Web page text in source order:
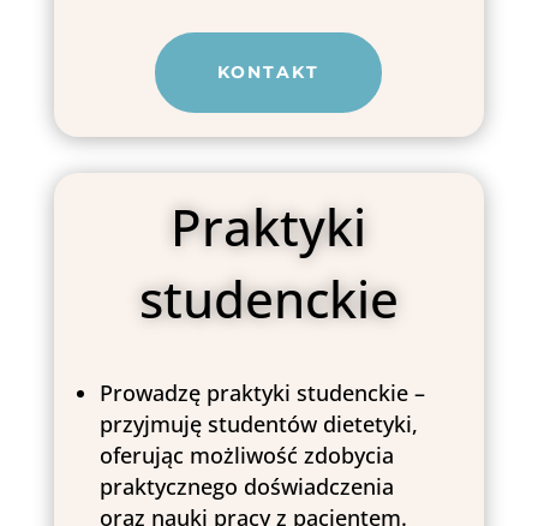
KONTAKT
Praktyki
studenckie
Prowadzę praktyki studenckie –
przyjmuję studentów dietetyki,
oferując możliwość zdobycia
praktycznego doświadczenia
oraz nauki pracy z pacjentem.